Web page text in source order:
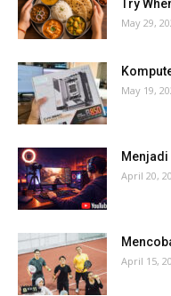
Try
May 29,
May 19,
April 20,
April 15,